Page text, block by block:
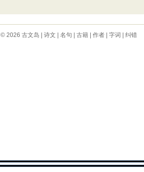
© 2026 古文岛 诗文 名句 古籍| 作者| 字词 纠错